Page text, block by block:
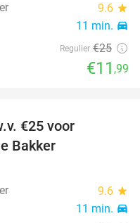
9.6 star
11 min. directions_car
Regulier €25
€11 ,99
€25 voor
Bakker
9.6 star
11 min. directions_car